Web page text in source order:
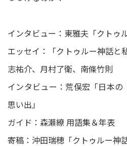
インタビュー：東雅夫「クトゥ
エッセイ：「クトゥルー神話と
志祐介、月村了衛、南條竹則
インタビュー：荒俣宏「日本
思い出」
ガイド：森瀬繚 用語集＆年表
寄稿：沖田瑞穂「クトゥルー神